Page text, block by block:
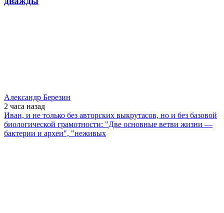
Александр Березин
2 часа назад
Иван, и не только без авторских выкрутасов, но и без базовой
биологической грамотности: "Две основные ветви жизни —
бактерии и археи", "неживых